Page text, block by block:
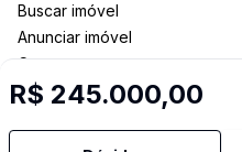
R$ 245.000,00
Buscar imóvel
Anunciar imóvel
Contato